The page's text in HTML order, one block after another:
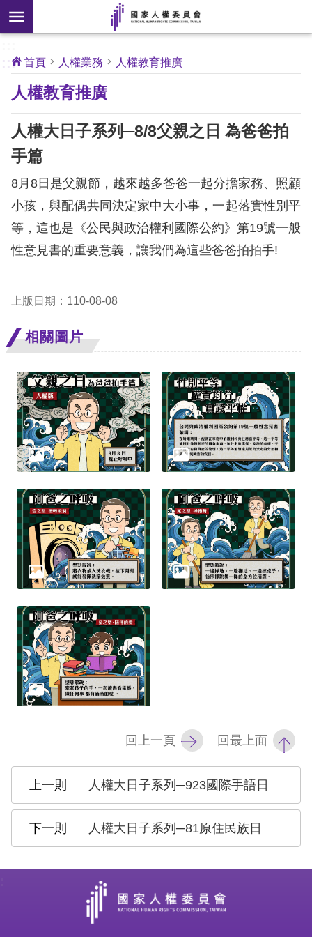
前往主要內容區塊
搜
尋
開
新
]
核
心
人
權
公
約
關
於
本
會
最
消
人
權
業
務
核
心
權
公
約
陳
情
申
訴
人
權
資
無
障
礙
快
:::
首頁 人權業務 人權教育推廣
人權教育推廣
人權大日子系列─8/8父親之日 為爸爸拍
手篇
8月8日是父親節，越來越多爸爸一起分擔家務、照顧
小孩，與配偶共同決定家中大小事，一起落實性別平
等，這也是《公民與政治權利國際公約》第19號一般
性意見書的重要意義，讓我們為這些爸爸拍拍手!
上版日期：110-08-08
相關圖片
回上一頁 回最上面
人權大日子系列─923國際手語日
人權大日子系列─81原住民族日